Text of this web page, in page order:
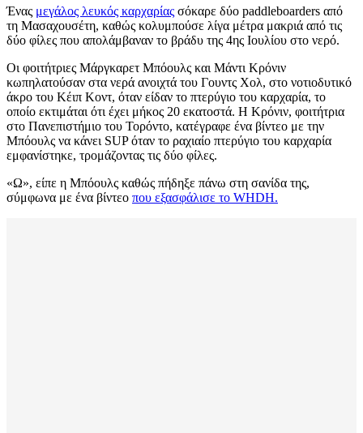
Ένας μεγάλος λευκός καρχαρίας σόκαρε δύο paddleboarders από
τη Μασαχουσέτη, καθώς κολυμπούσε λίγα μέτρα μακριά από τις
δύο φίλες που απολάμβαναν το βράδυ της 4ης Ιουλίου στο νερό.
Οι φοιτήτριες Μάργκαρετ Μπόουλς και Μάντι Κρόνιν
κωπηλατούσαν στα νερά ανοιχτά του Γουντς Χολ, στο νοτιοδυτικό
άκρο του Κέιπ Κοντ, όταν είδαν το πτερύγιο του καρχαρία, το
οποίο εκτιμάται ότι έχει μήκος 20 εκατοστά. Η Κρόνιν, φοιτήτρια
στο Πανεπιστήμιο του Τορόντο, κατέγραφε ένα βίντεο με την
Μπόουλς να κάνει SUP όταν το ραχιαίο πτερύγιο του καρχαρία
εμφανίστηκε, τρομάζοντας τις δύο φίλες.
«Ω», είπε η Μπόουλς καθώς πήδηξε πάνω στη σανίδα της,
σύμφωνα με ένα βίντεο που εξασφάλισε το WHDH.